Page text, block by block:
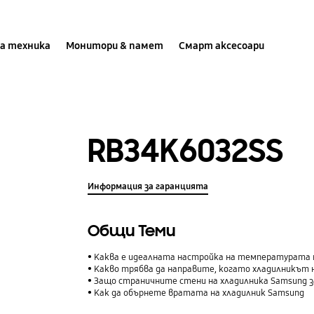
техника Монитори & памет Смарт аксесоари
RB34K6032SS
Информация за гаранцията
Общи Теми
Каква е идеалната настройка на температурата
Какво трябва да направите, когато хладилникът
Защо страничните стени на хладилника Samsung
Как да обърнете вратата на хладилник Samsung